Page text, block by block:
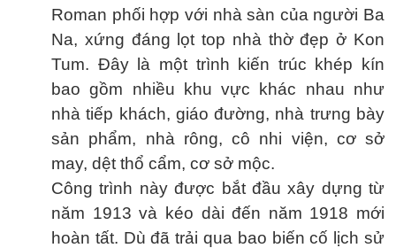
Roman phối hợp với nhà sàn của người Ba
Na, xứng đáng lọt top nhà thờ đẹp ở Kon
Tum. Đây là một trình kiến trúc khép kín
bao gồm nhiều khu vực khác nhau như
nhà tiếp khách, giáo đường, nhà trưng bày
sản phẩm, nhà rông, cô nhi viện, cơ sở
may, dệt thổ cẩm, cơ sở mộc.
Công trình này được bắt đầu xây dựng từ
năm 1913 và kéo dài đến năm 1918 mới
hoàn tất. Dù đã trải qua bao biến cố lịch sử